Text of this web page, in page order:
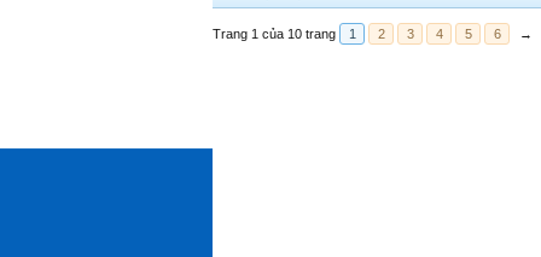
Trang 1 của 10 trang 1 2 3 4 5 6 →